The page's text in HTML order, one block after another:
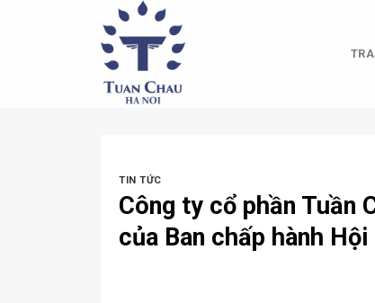
TIN TỨC
Công ty cổ phần Tuần
của Ban chấp hành